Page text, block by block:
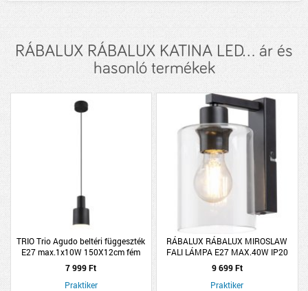
RÁBALUX RÁBALUX KATINA LED... ár és
hasonló termékek
TRIO Trio Agudo beltéri függeszték
E27 max.1x10W 150X12cm fém
fekete
7 999 Ft
Praktiker
RÁBALUX RÁBALUX MIROSLAW
FALI LÁMPA E27 MAX.40W IP20
HÚZÓKAPCSOLÓS 21X12CM MATT
FEKETE
9 699 Ft
Praktiker